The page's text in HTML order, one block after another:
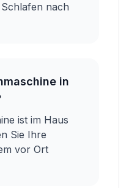
nach
in
ist im Haus
Sie Ihre
vor Ort